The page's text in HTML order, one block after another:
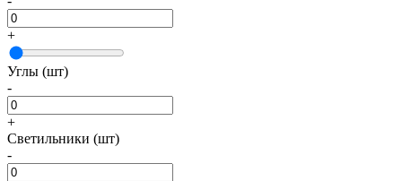
+
Углы (шт)
-
+
Светильники (шт)
-